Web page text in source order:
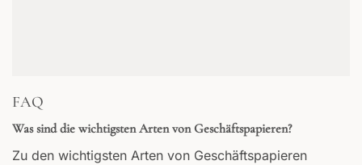
FAQ
Was sind die wichtigsten Arten von Geschäftspapieren?
Zu den wichtigsten Arten von Geschäftspapieren